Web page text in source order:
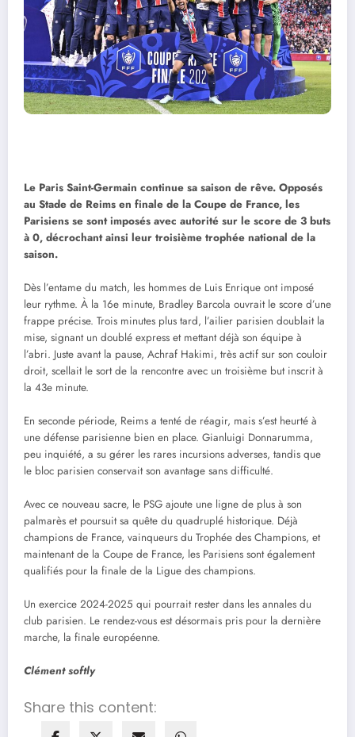
Le Paris Saint-Germain continue sa saison de rêve. Opposés
au Stade de Reims en finale de la Coupe de France, les
Parisiens se sont imposés avec autorité sur le score de 3 buts
à 0, décrochant ainsi leur troisième trophée national de la
saison.
Dès l’entame du match, les hommes de Luis Enrique ont imposé
leur rythme. À la 16e minute, Bradley Barcola ouvrait le score d’une
frappe précise. Trois minutes plus tard, l’ailier parisien doublait la
mise, signant un doublé express et mettant déjà son équipe à
l’abri. Juste avant la pause, Achraf Hakimi, très actif sur son couloir
droit, scellait le sort de la rencontre avec un troisième but inscrit à
la 43e minute.
En seconde période, Reims a tenté de réagir, mais s’est heurté à
une défense parisienne bien en place. Gianluigi Donnarumma,
peu inquiété, a su gérer les rares incursions adverses, tandis que
le bloc parisien conservait son avantage sans difficulté.
Avec ce nouveau sacre, le PSG ajoute une ligne de plus à son
palmarès et poursuit sa quête du quadruplé historique. Déjà
champions de France, vainqueurs du Trophée des Champions, et
maintenant de la Coupe de France, les Parisiens sont également
qualifiés pour la finale de la Ligue des champions.
Un exercice 2024-2025 qui pourrait rester dans les annales du
club parisien. Le rendez-vous est désormais pris pour la dernière
marche, la finale européenne.
Clément softly
Share this content: